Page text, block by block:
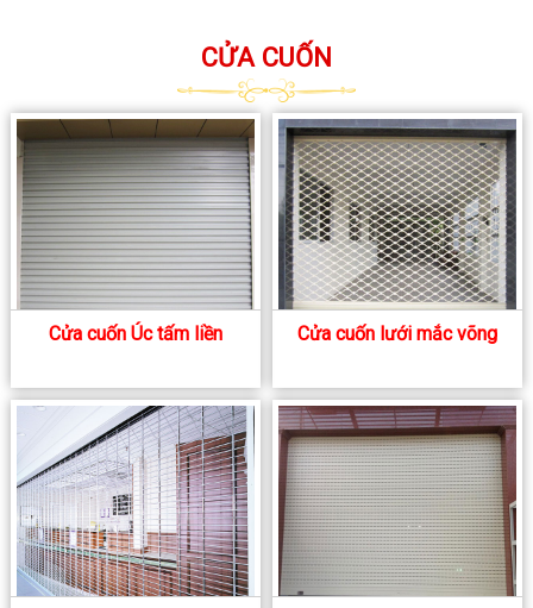
CỬA CUỐN
Cửa cuốn Úc tấm liền Cửa cuốn lưới mắc võng